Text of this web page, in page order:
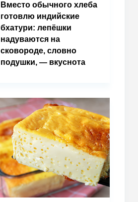
Вместо обычного хлеба
готовлю индийские
бхатури: лепёшки
надуваются на
сковороде, словно
подушки, — вкуснота